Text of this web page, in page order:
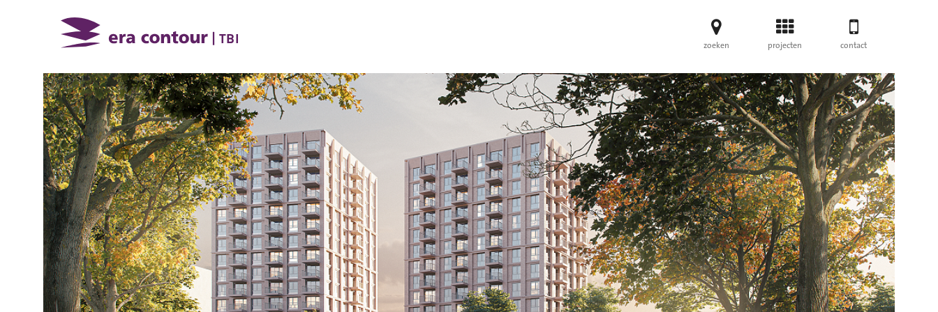
zoeken projecten contact